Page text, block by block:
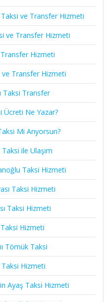
ve Transfer Hizmeti
ve Transfer Hizmeti
Hizmeti
ve Transfer Hizmeti
Taksi Transfer
Ücreti Ne Yazar?
Mi Arıyorsun?
ile Ulaşım
Taksi Hizmeti
Taksi Hizmeti
Taksi Hizmeti
Hizmeti
Tömük Taksi
Hizmeti
Ayaş Taksi Hizmeti